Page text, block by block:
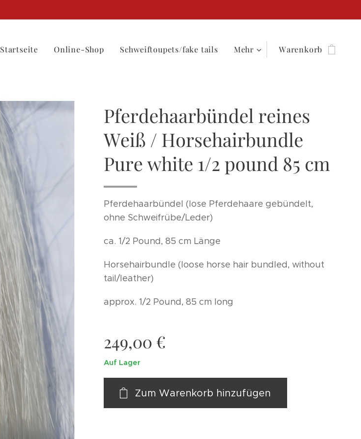
Startseite Online-Shop Schweiftoupets/fake tails Mehr Warenkorb
Pferdehaarbündel reines
Weiß / Horsehairbundle
Pure white 1/2 pound 85 cm
Pferdehaarbündel (lose Pferdehaare gebündelt,
ohne Schweifrübe/Leder)
ca. 1/2 Pound, 85 cm Länge
Horsehairbundle (loose horse hair bundled, without
tail/leather)
approx. 1/2 Pound, 85 cm long
249,00 €
Auf Lager
Zum Warenkorb hinzufügen